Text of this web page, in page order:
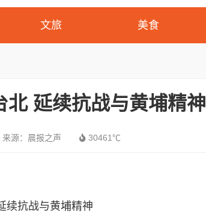
文旅 美食
延续抗战与黄埔精神
来源：晨报之声 30461℃
续抗战与黄埔精神